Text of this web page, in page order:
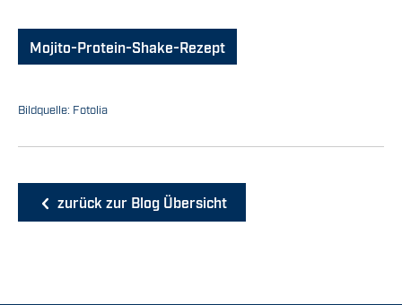
Mojito-Protein-Shake-Rezept
Bildquelle: Fotolia
zurück zur Blog Übersicht